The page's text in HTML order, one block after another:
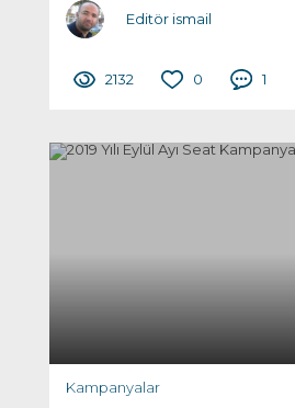
Editör ismail
2132 0 1
Kampanyalar